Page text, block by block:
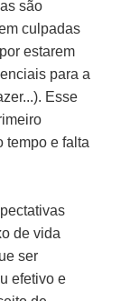
são
culpadas
estarem
para a
Esse
tempo e falta
de vida
ser
efetivo e